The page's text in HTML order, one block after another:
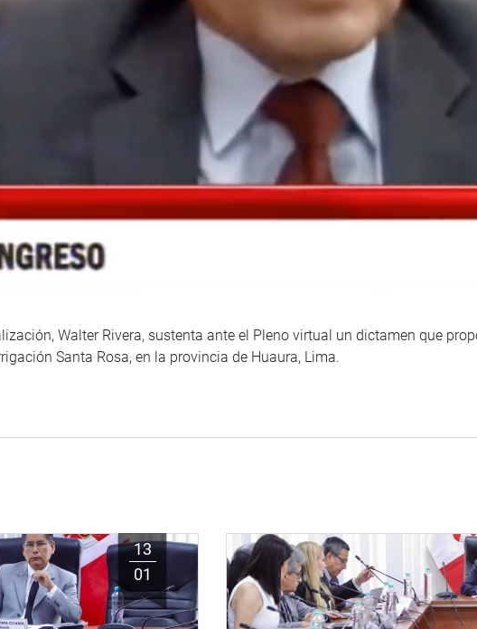
Walter Rivera, sustenta ante el Pleno virtual un dictamen que
Santa Rosa, en la provincia de Huaura, Lima.
13
01